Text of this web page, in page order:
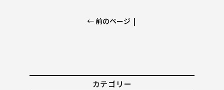
← 前のページ |
カテゴリー